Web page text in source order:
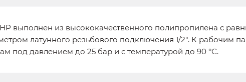
НР выполнен из высококачественного полипропилена с
латунного резьбового подключения 1/2". К рабочим
под давлением до 25 бар и с температурой до 90 °С.